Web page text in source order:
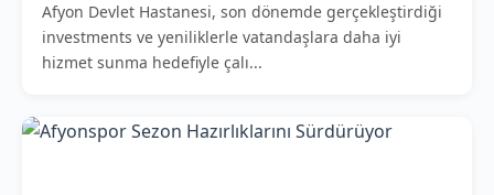
Afyon Devlet Hastanesi, son dönemde gerçekleştirdiği
investments ve yeniliklerle vatandaşlara daha iyi
hizmet sunma hedefiyle çalı...